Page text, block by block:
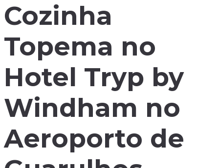
Cozinha
Topema no
Hotel Tryp by
Windham no
Aeroporto de